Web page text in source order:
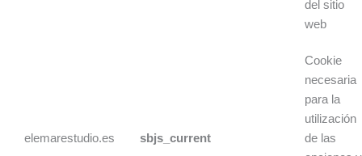
del sitio
web
elemarestudio.es sbjs_current
Cookie
necesaria
para la
utilización
de las